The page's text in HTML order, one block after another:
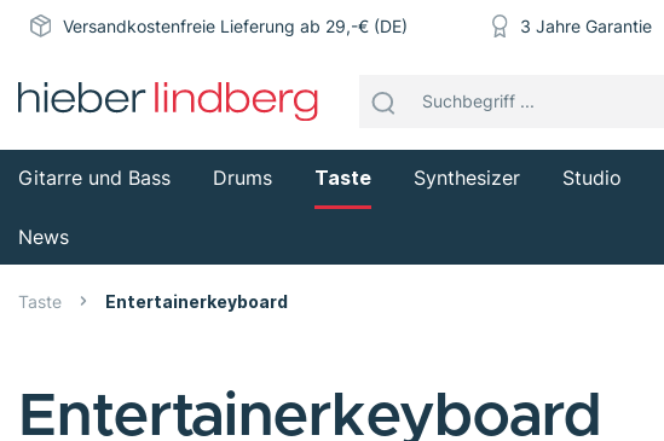
Versandkostenfreie Lieferung ab 29,-€ (DE) 3 Jahre Garantie
Gitarre und Bass Drums Taste Synthesizer Studio
News
Taste Entertainerkeyboard
Entertainerkeyboard